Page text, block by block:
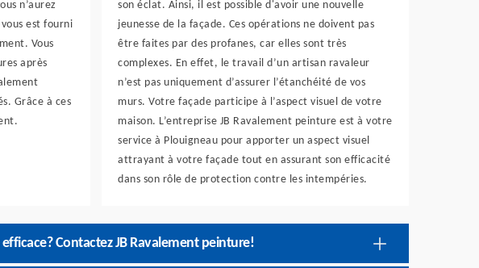
n’aurez
est fourni
Vous
après
Grâce à ces
son éclat. Ainsi, il est possible d'avoir une nouvelle
jeunesse de la façade. Ces opérations ne doivent pas
être faites par des profanes, car elles sont très
complexes. En effet, le travail d’un artisan ravaleur
n’est pas uniquement d’assurer l’étanchéité de vos
murs. Votre façade participe à l’aspect visuel de votre
maison. L’entreprise JB Ravalement peinture est à votre
service à Plouigneau pour apporter un aspect visuel
attrayant à votre façade tout en assurant son efficacité
dans son rôle de protection contre les intempéries.
Contactez JB Ravalement peinture!